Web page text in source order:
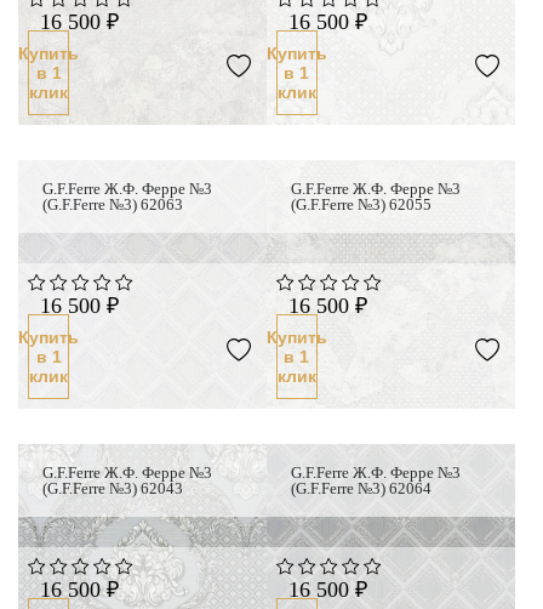
16 500 ₽
Купить
в 1
клик
16 500 ₽
Купить
в 1
клик
G.F.Ferre Ж.Ф. Ферре №3
(G.F.Ferre №3) 62063
16 500 ₽
Купить
в 1
клик
G.F.Ferre Ж.Ф. Ферре №3
(G.F.Ferre №3) 62055
16 500 ₽
Купить
в 1
клик
G.F.Ferre Ж.Ф. Ферре №3
(G.F.Ferre №3) 62043
16 500 ₽
G.F.Ferre Ж.Ф. Ферре №3
(G.F.Ferre №3) 62064
16 500 ₽